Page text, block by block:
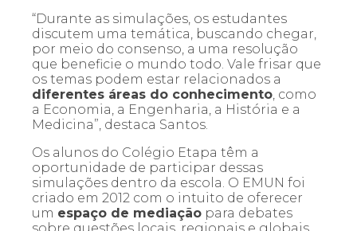
“Durante as simulações, os estudantes
discutem uma temática, buscando chegar,
por meio do consenso, a uma resolução
que beneficie o mundo todo. Vale frisar que
os temas podem estar relacionados a
diferentes áreas do conhecimento, como
a Economia, a Engenharia, a História e a
Medicina”, destaca Santos.
Os alunos do Colégio Etapa têm a
oportunidade de participar dessas
simulações dentro da escola. O EMUN foi
criado em 2012 com o intuito de oferecer
um espaço de mediação para debates